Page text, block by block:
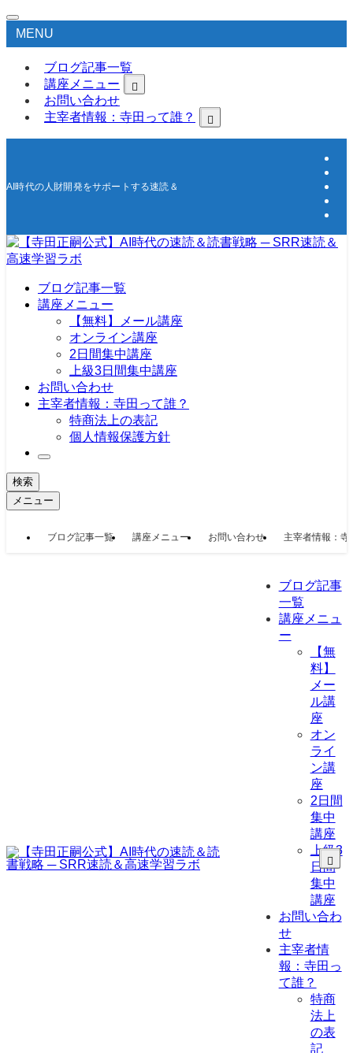
MENU
ブログ記事一覧
講座メニュー
お問い合わせ
主宰者情報：寺田って誰？
AI時代の人財開発をサポートする速読＆高速学習の研究所
ブログ記事一覧
講座メニュー
【無料】メール講座
オンライン講座
2日間集中講座
上級3日間集中講座
お問い合わせ
主宰者情報：寺田って誰？
特商法上の表記
個人情報保護方針
検索
メニュー
ブログ記事一覧 講座メニュー お問い合わせ 主宰者情報：寺
ブログ記事
一覧
講座メニュ
ー
【無
料】
メー
ル講
座
オン
ライ
ン講
座
2日間
集中
講座
上級3
日間
集中
講座
お問い合わ
せ
主宰者情
報：寺田っ
て誰？
特商
法上
の表
記